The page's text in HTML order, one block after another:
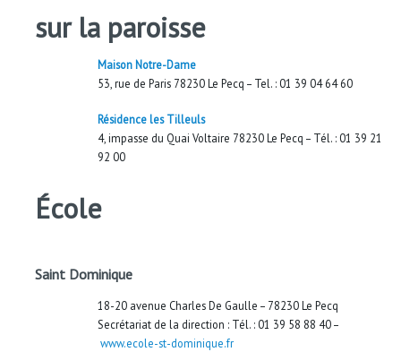
sur la paroisse
Maison Notre-Dame
53, rue de Paris 78230 Le Pecq – Tel. : 01 39 04 64 60
Résidence les Tilleuls
4, impasse du Quai Voltaire 78230 Le Pecq – Tél. : 01 39 21
92 00
École
Saint Dominique
18-20 avenue Charles De Gaulle – 78230 Le Pecq
Secrétariat de la direction : Tél. : 01 39 58 88 40 –
www.ecole-st-dominique.fr